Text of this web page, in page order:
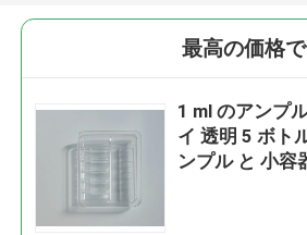
最高の価格で
1 ml のアンプ
イ 透明 5 ボト
ンプル と 小容